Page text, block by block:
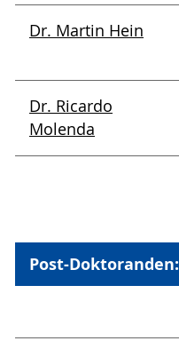
Dr. Martin Hein
Dr. Ricardo
Molenda
Post-Doktoranden: